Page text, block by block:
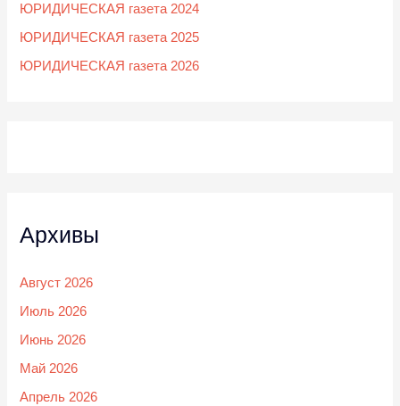
ЮРИДИЧЕСКАЯ газета 2024
ЮРИДИЧЕСКАЯ газета 2025
ЮРИДИЧЕСКАЯ газета 2026
Архивы
Август 2026
Июль 2026
Июнь 2026
Май 2026
Апрель 2026